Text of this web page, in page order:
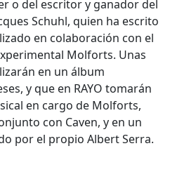
o del escritor y ganador del
Schuhl, quien ha escrito
en colaboración con el
Molforts. Unas
en un álbum
y que en RAYO tomarán
en cargo de Molforts,
con Caven, y en un
por el propio Albert Serra.